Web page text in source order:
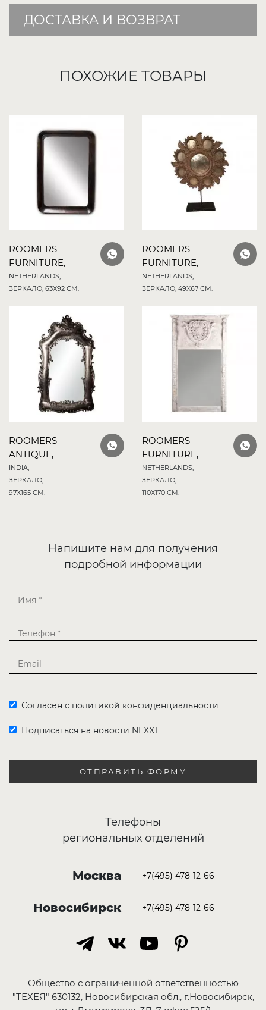
ДОСТАВКА И ВОЗВРАТ
ПОХОЖИЕ ТОВАРЫ
ROOMERS
FURNITURE,
NETHERLANDS,
ЗЕРКАЛО, 63X92 СМ.
ROOMERS
FURNITURE,
NETHERLANDS,
ЗЕРКАЛО, 49X67 СМ.
ROOMERS
ANTIQUE,
INDIA,
ЗЕРКАЛО,
97X165 СМ.
ROOMERS
FURNITURE,
NETHERLANDS,
ЗЕРКАЛО,
110X170 СМ.
Напишите нам для получения
подробной информации
Согласен с политикой конфиденциальности
Подписаться на новости NEXXT
ОТПРАВИТЬ ФОРМУ
Телефоны
региональных отделений
Москва +7(495) 478-12-66
Новосибирск +7(495) 478-12-66
Общество с ограниченной ответственностью
"ТЕХЕЯ" 630132, Новосибирская обл., г.Новосибирск,